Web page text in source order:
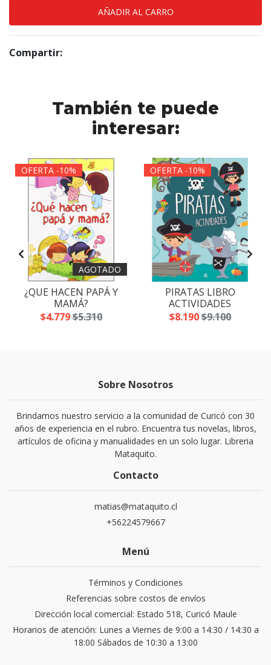
Compartir:
También te puede
interesar:
OFERTA -10%
AGOTADO
¿QUE HACEN PAPÁ Y
MAMÁ?
$4.779$5.310
OFERTA -10%
PIRATAS LIBRO
ACTIVIDADES
$8.190$9.100
Sobre Nosotros
Brindamos nuestro servicio a la comunidad de Curicó con 30
años de experiencia en el rubro. Encuentra tus novelas, libros,
artículos de oficina y manualidades en un solo lugar. Libreria
Mataquito.
Contacto
matias@mataquito.cl
+56224579667
Menú
Términos y Condiciones
Referencias sobre costos de envíos
Dirección local comercial: Estado 518, Curicó Maule
Horarios de atención: Lunes a Viernes de 9:00 a 14:30 / 14:30 a
18:00 Sábados de 10:30 a 13:00